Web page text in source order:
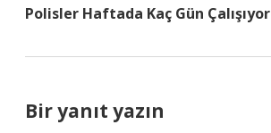
Polisler Haftada Kaç Gün Çalışıyor
Bir yanıt yazın